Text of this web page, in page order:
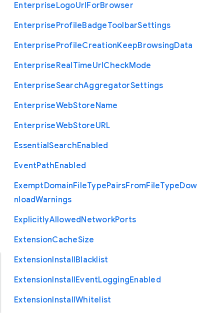
EnterpriseLogoUrlForBrowser
EnterpriseProfileBadgeToolbarSettings
EnterpriseProfileCreationKeepBrowsingData
EnterpriseRealTimeUrlCheckMode
EnterpriseSearchAggregatorSettings
EnterpriseWebStoreName
EnterpriseWebStoreURL
EssentialSearchEnabled
EventPathEnabled
ExemptDomainFileTypePairsFromFileTypeDow
nloadWarnings
ExplicitlyAllowedNetworkPorts
ExtensionCacheSize
ExtensionInstallBlacklist
ExtensionInstallEventLoggingEnabled
ExtensionInstallWhitelist